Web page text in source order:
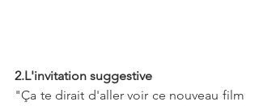
2.L'invitation suggestive
"Ça te dirait d'aller voir ce nouveau film